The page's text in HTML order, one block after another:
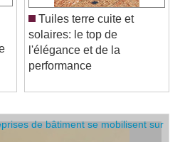
Tuiles terre cuite et
solaires: le top de
l'élégance et de la
de bâtiment se mobilisent sur